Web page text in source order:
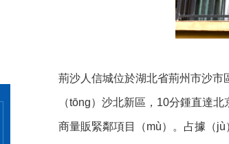
荊沙人信城位於湖北省荊州市沙市
（tōng）沙北新區，10分鍾直達
商量販緊鄰項目（mù）。占據（